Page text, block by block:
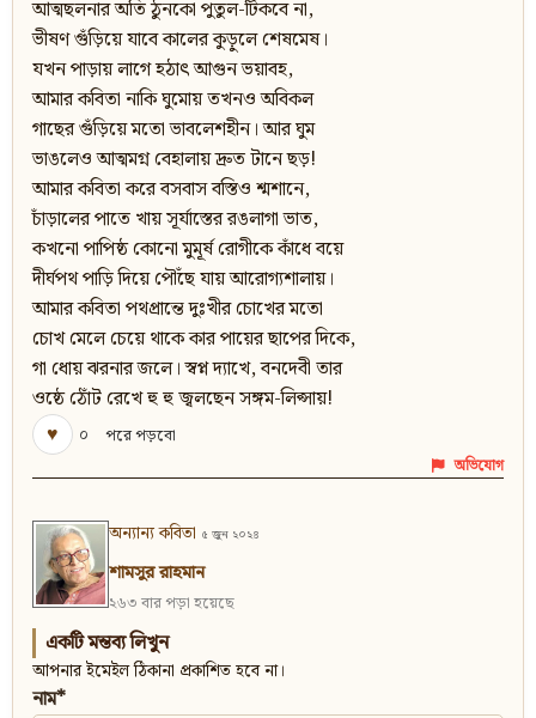
আত্মছলনার অতি ঠুনকো পুতুল-টিঁকবে না,
ভীষণ গুঁড়িয়ে যাবে কালের কুড়ুলে শেষমেষ।
যখন পাড়ায় লাগে হঠাৎ আগুন ভয়াবহ,
আমার কবিতা নাকি ঘুমোয় তখনও অবিকল
গাছের গুঁড়িয়ে মতো ভাবলেশহীন। আর ঘুম
ভাঙলেও আত্মমগ্ন বেহালায় দ্রুত টানে ছড়!
আমার কবিতা করে বসবাস বস্তিও শ্মশানে,
চাঁড়ালের পাতে খায় সূর্যাস্তের রঙলাগা ভাত,
কখনো পাপিষ্ঠ কোনো মুমূর্ষ রোগীকে কাঁধে বয়ে
দীর্ঘপথ পাড়ি দিয়ে পৌঁছে যায় আরোগ্যশালায়।
আমার কবিতা পথপ্রান্তে দুঃখীর চোখের মতো
চোখ মেলে চেয়ে থাকে কার পায়ের ছাপের দিকে,
গা ধোয় ঝরনার জলে। স্বপ্ন দ্যাখে, বনদেবী তার
ওষ্ঠে ঠোঁট রেখে হু হু জ্বলছেন সঙ্গম-লিপ্সায়!
♥
০ পরে পড়বো
অভিযোগ
অন্যান্য কবিতা ৫ জুন ২০২৪
শামসুর রাহমান
২৬৩ বার পড়া হয়েছে
একটি মন্তব্য লিখুন
আপনার ইমেইল ঠিকানা প্রকাশিত হবে না।
নাম*